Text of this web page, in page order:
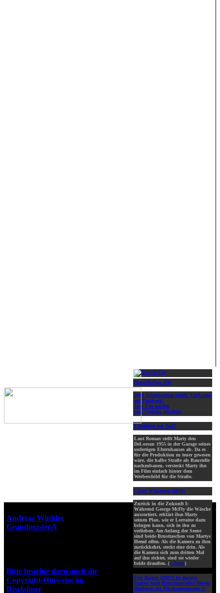
MartiMcFlay (39)
2000 Zeitreisenden gefällt ZidZ.com
auf Facebook!
Jetzt Fan werden
und Updates erhalten!
Filmfehler bei ZidZ
Laut Roman stellt Marty den
DeLorean 1955 in der Garage seines
unfertigen Elternhauses ab. Da es
für die Produktion zu teuer gewesen
wäre, die halbe Straße als Baustelle
nachzubauen, versteckt Marty ihn
im Film einfach hinter dem
Werbeschild für die Straße.
Ghost Whisperer (2010)
Zurück in die Zukunft I:
Während George McFly die Wäsche
aussortiert, erklärt ihm Marty
seinen Plan, wie er Lorraine dazu
bringen kann, sich in ihn zu
verlieben. Am Anfang der Szene
sind beide Brusttaschen von Martys
Hemd offen. Als die Kamera zu ihm
zurückkehrt, steckt eine drin. Als
die Kamera sich zum dritten Mal
auf ihn richtet, sind sie wieder
beide draußen. (» Fotos)
Free Rainer (2007): In einigen
Szenen trägt Hauptdarsteller Moritz
Bleibtreu ein Fluxkompensator-T-
Andreas Winkler
GrandmasterA
Bitte beachte dazu auch die
Copyright-Hinweise im
Disclaimer